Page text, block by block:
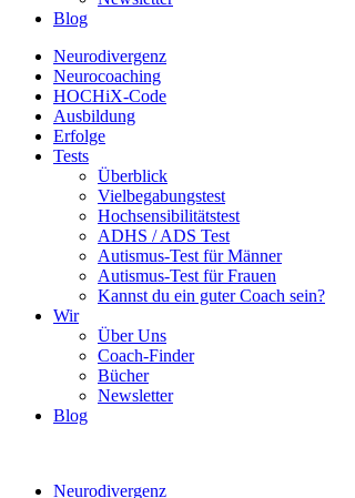
Blog
Neurodivergenz
Neurocoaching
HOCHiX-Code
Ausbildung
Erfolge
Tests
Überblick
Vielbegabungstest
Hochsensibilitätstest
ADHS / ADS Test
Autismus-Test für Männer
Autismus-Test für Frauen
Kannst du ein guter Coach sein?
Wir
Über Uns
Coach-Finder
Bücher
Newsletter
Blog
Neurodivergenz